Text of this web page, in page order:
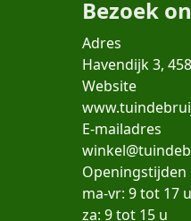
Bezoek
Adres
Havendijk 3,
Website
E-mailadres
Openingstijden
ma-vr: 9 tot 17 u
za: 9 tot 15 u